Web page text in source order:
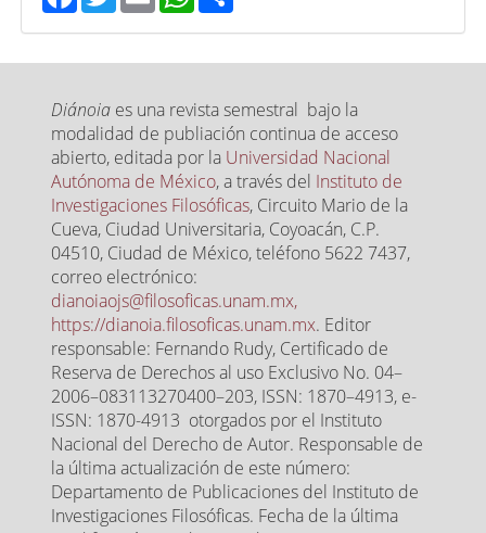
Diánoia es una revista semestral bajo la
modalidad de publiación continua de acceso
abierto, editada por la Universidad Nacional
Autónoma de México, a través del Instituto de
Investigaciones Filosóficas, Circuito Mario de la
Cueva, Ciudad Universitaria, Coyoacán, C.P.
04510, Ciudad de México, teléfono 5622 7437,
correo electrónico:
dianoiaojs@filosoficas.unam.mx,
https://dianoia.filosoficas.unam.mx. Editor
responsable: Fernando Rudy, Certificado de
Reserva de Derechos al uso Exclusivo No. 04–
2006–083113270400–203, ISSN: 1870–4913, e-
ISSN: 1870-4913 otorgados por el Instituto
Nacional del Derecho de Autor. Responsable de
la última actualización de este número:
Departamento de Publicaciones del Instituto de
Investigaciones Filosóficas. Fecha de la última